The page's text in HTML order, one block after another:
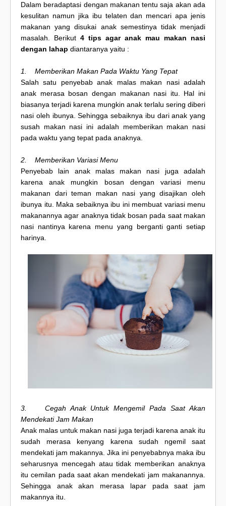
Dalam beradaptasi dengan makanan tentu saja akan ada
kesulitan namun jika ibu telaten dan mencari apa jenis
makanan yang disukai anak semestinya tidak menjadi
masalah. Berikut 4 tips agar anak mau makan nasi
dengan lahap diantaranya yaitu :
1. Memberikan Makan Pada Waktu Yang Tepat
Salah satu penyebab anak malas makan nasi adalah
anak merasa bosan dengan makanan nasi itu. Hal ini
biasanya terjadi karena mungkin anak terlalu sering diberi
nasi oleh ibunya. Sehingga sebaiknya ibu dari anak yang
susah makan nasi ini adalah memberikan makan nasi
pada waktu yang tepat pada anaknya.
2. Memberikan Variasi Menu
Penyebab lain anak malas makan nasi juga adalah
karena anak mungkin bosan dengan variasi menu
makanan dari teman makan nasi yang disajikan oleh
ibunya itu. Maka sebaiknya ibu ini membuat variasi menu
makanannya agar anaknya tidak bosan pada saat makan
nasi nantinya karena menu yang berganti ganti setiap
harinya.
3. Cegah Anak Untuk Mengemil Pada Saat Akan
Mendekati Jam Makan
Anak malas untuk makan nasi juga terjadi karena anak itu
sudah merasa kenyang karena sudah ngemil saat
mendekati jam makannya. Jika ini penyebabnya maka ibu
seharusnya mencegah atau tidak memberikan anaknya
itu cemilan pada saat akan mendekati jam makanannya.
Sehingga anak akan merasa lapar pada saat jam
makannya itu.